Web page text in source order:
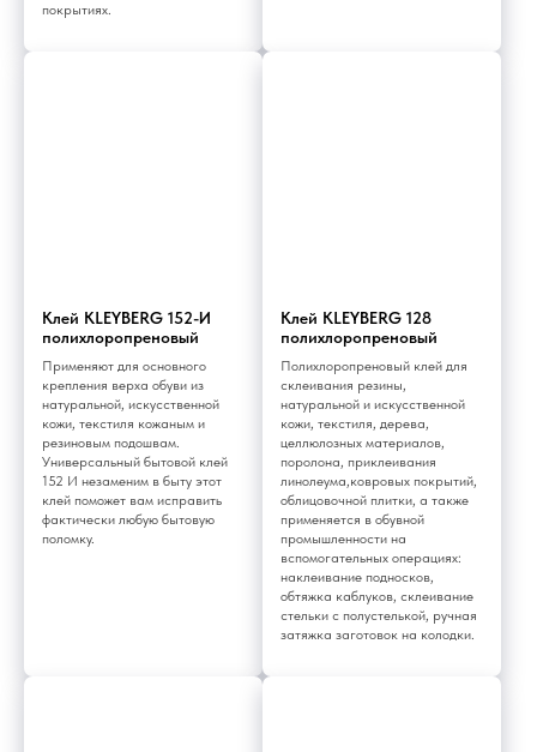
покрытиях.
Клей KLEYBERG 152-И
полихлоропреновый
Применяют для основного
крепления верха обуви из
натуральной, искусственной
кожи, текстиля кожаным и
резиновым подошвам.
Универсальный бытовой клей
152 И незаменим в быту этот
клей поможет вам исправить
фактически любую бытовую
поломку.
Клей KLEYBERG 128
полихлоропреновый
Полихлоропреновый клей для
склеивания резины,
натуральной и искусственной
кожи, текстиля, дерева,
целлюлозных материалов,
поролона, приклеивания
линолеума,ковровых покрытий,
облицовочной плитки, а также
применяется в обувной
промышленности на
вспомогательных операциях:
наклеивание подносков,
обтяжка каблуков, склеивание
стельки с полустелькой, ручная
затяжка заготовок на колодки.